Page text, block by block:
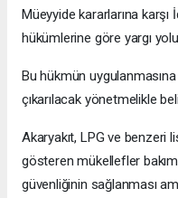
Müeyyide kararlarına karşı
hükümlerine göre yargı
Bu hükmün
çıkarılacak yönetmelikle
Akaryakıt, LPG ve benzeri
gösteren mükellefler
güvenliğinin sağlanması